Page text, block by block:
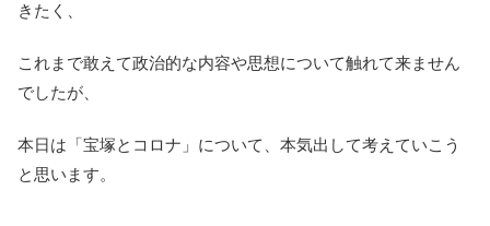
きたく、
これまで敢えて政治的な内容や思想について触れて来ません
でしたが、
本日は「宝塚とコロナ」について、本気出して考えていこう
と思います。